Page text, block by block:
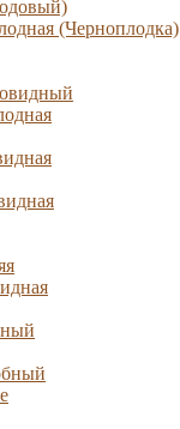
(Черноплодка)